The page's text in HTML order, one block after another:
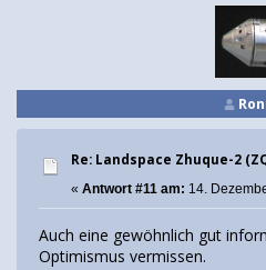
Re: Landspace Zhuque-2
« Antwort #11 am: 14.
Auch eine gewöhnlich gut
Optimismus vermissen.